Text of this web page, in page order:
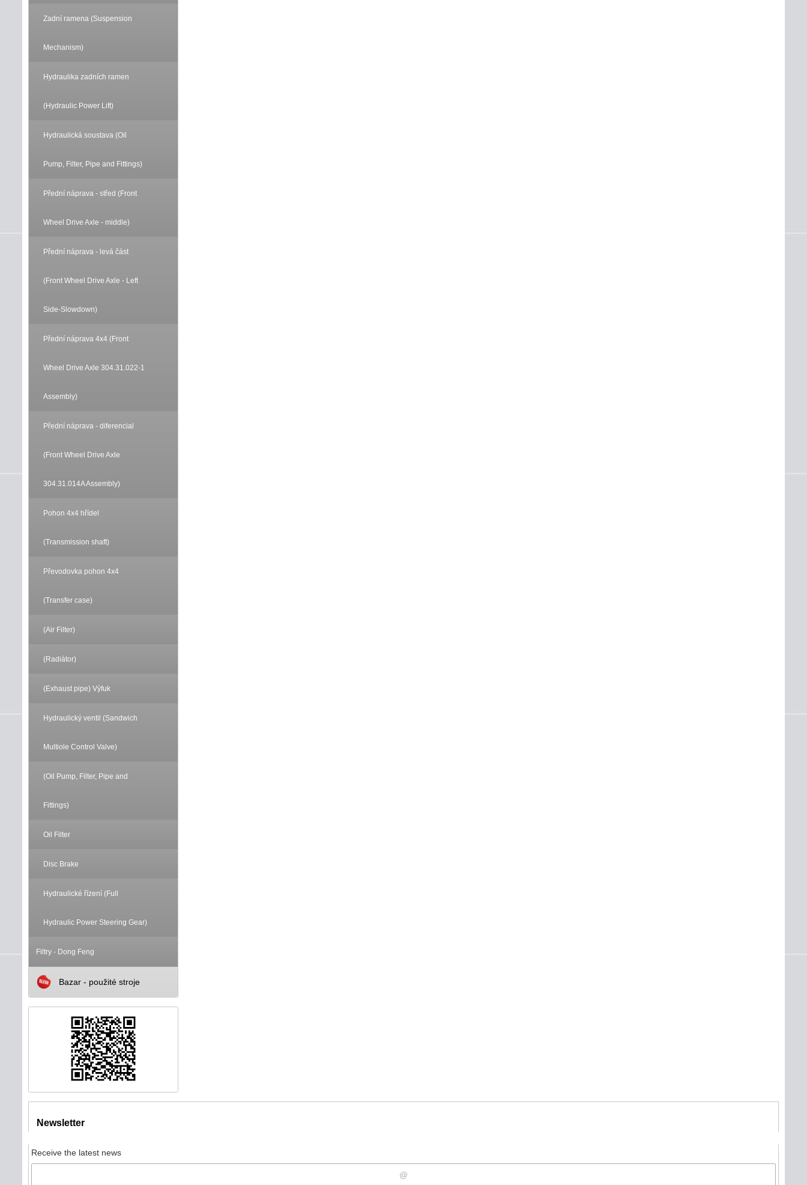
Zadní ramena (Suspension
Mechanism)
Hydraulika zadních ramen
(Hydraulic Power Lift)
Hydraulická soustava (Oil
Pump, Filter, Pipe and Fittings)
Přední náprava - střed (Front
Wheel Drive Axle - middle)
Přední náprava - levá část
(Front Wheel Drive Axle - Left
Side-Slowdown)
Přední náprava 4x4 (Front
Wheel Drive Axle 304.31.022-1
Assembly)
Přední náprava - diferencial
(Front Wheel Drive Axle
304.31.014A Assembly)
Pohon 4x4 hřídel
(Transmission shaft)
Převodovka pohon 4x4
(Transfer case)
(Air Filter)
(Radiátor)
(Exhaust pipe) Výfuk
Hydraulický ventil (Sandwich
Multiole Control Valve)
(Oil Pump, Filter, Pipe and
Fittings)
Oil Filter
Disc Brake
Hydraulické řízení (Full
Hydraulic Power Steering Gear)
Filtry - Dong Feng
Bazar - použité stroje
Newsletter
Receive the latest news